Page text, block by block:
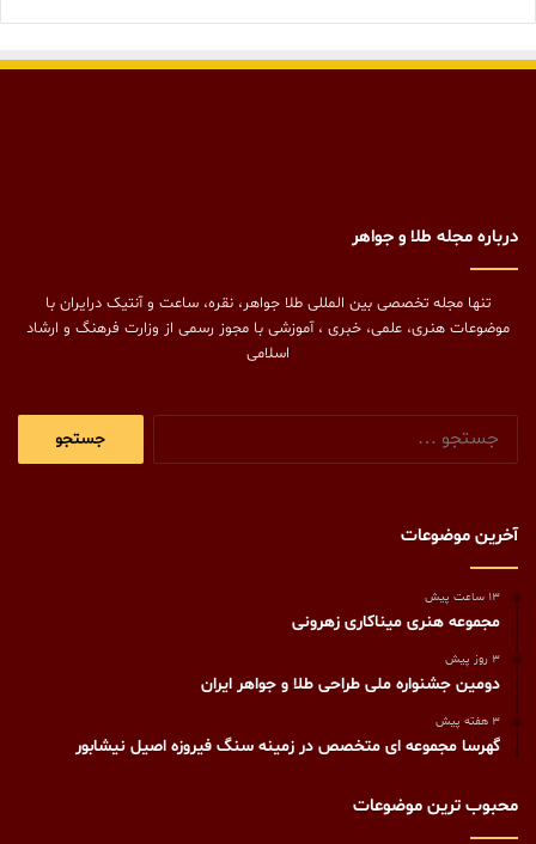
درباره مجله طلا و جواهر
تنها مجله تخصصی بین المللی طلا جواهر، نقره، ساعت و آنتیک درایران با
موضوعات هنری، علمی، خبری ، آموزشی با مجوز رسمی از وزارت فرهنگ و ارشاد
اسلامی
آخرین موضوعات
13 ساعت پیش
مجموعه هنری میناکاری زهرونی
3 روز پیش
دومین جشنواره ملی طراحی طلا و جواهر ایران
3 هفته پیش
گهرسا مجموعه ای متخصص در زمینه سنگ فیروزه اصیل نیشابور
محبوب ترین موضوعات